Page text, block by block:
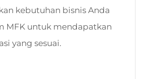
kebutuhan bisnis Anda
MFK untuk mendapatkan
yang sesuai.